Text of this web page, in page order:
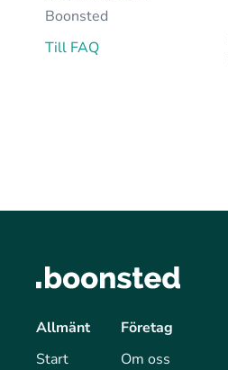
Boonsted
Till FAQ
Allmänt
Start
Företag
Om oss